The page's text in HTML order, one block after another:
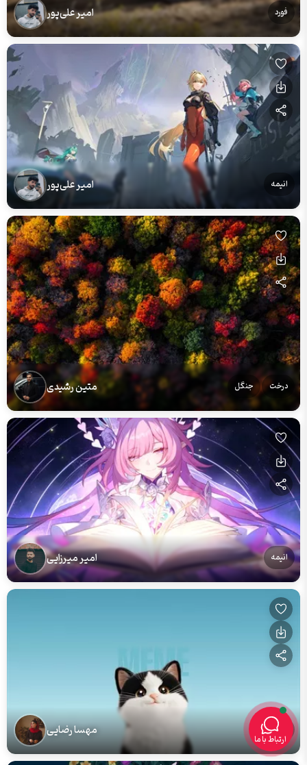
فورد امیر علی‌پور
انیمه امیر علی‌پور
درخت جنگل متین رشیدی
انیمه امیر میرزایی
گربه مهسا رضایی ارتباط با ما